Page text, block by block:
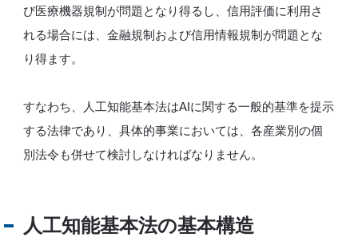
び医療機器規制が問題となり得るし、信用評価に利用さ
れる場合には、金融規制および信用情報規制が問題とな
り得ます。
すなわち、人工知能基本法はAIに関する一般的基準を提示
する法律であり、具体的事業においては、各産業別の個
別法令も併せて検討しなければなりません。
人工知能基本法の基本構造